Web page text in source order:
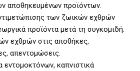
αποθηκευμένων προϊόντων.
των ζωικών εχθρών
προϊόντα μετά τη συγκομιδή.
εχθρών στις αποθήκες,
απεντομώσεις.
εντομοκτόνων, καπνιστικά